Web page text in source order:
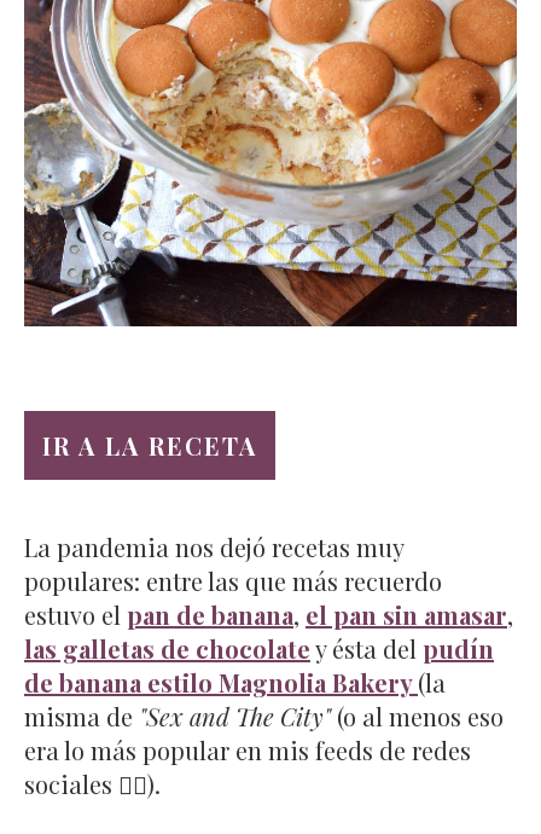
IR A LA RECETA
La pandemia nos dejó recetas muy
populares: entre las que más recuerdo
estuvo el pan de banana, el pan sin amasar,
las galletas de chocolatey ésta del pudín
de banana estilo Magnolia Bakery(la
misma de "Sex and The City"(o al menos eso
era lo más popular en mis feeds de redes
sociales 🤷‍♀️).